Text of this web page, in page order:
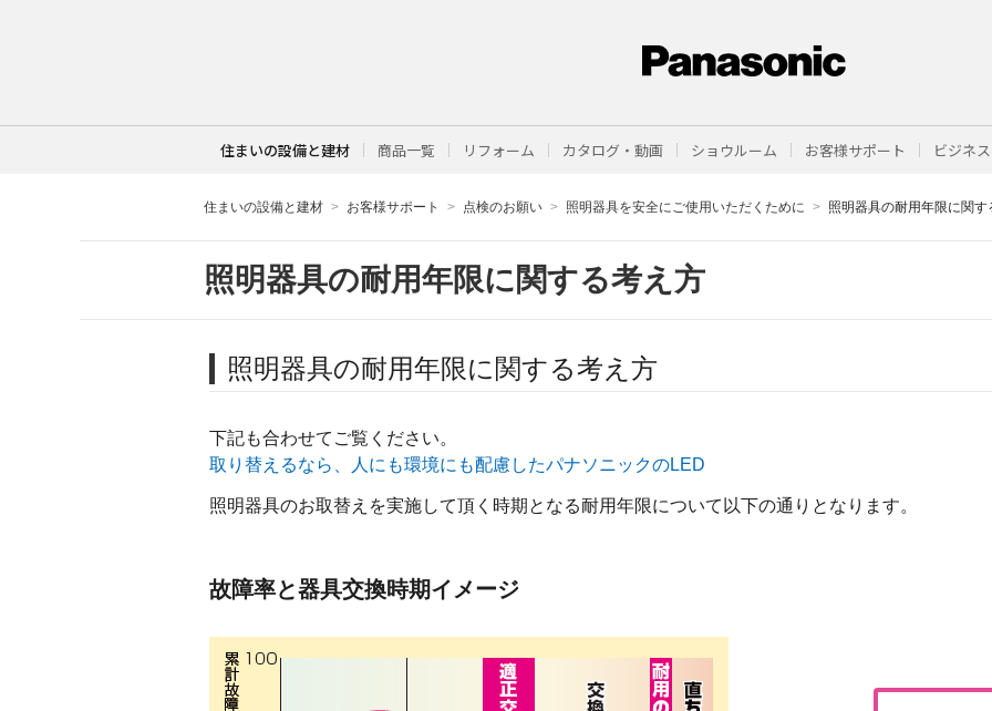
住まいの設備と建材 商品一覧 リフォーム カタログ・動画 ショウルーム お客様サポート ビジネ
住まいの設備と建材 お客様サポート 点検のお願い 照明器具を安全にご使用いただくために 照明器具の耐用年限に関す
照明器具の耐用年限に関する考え方
照明器具の耐用年限に関する考え方
下記も合わせてご覧ください。
取り替えるなら、人にも環境にも配慮したパナソニックのLED
照明器具のお取替えを実施して頂く時期となる耐用年限について以下の通りとなります。
故障率と器具交換時期イメージ